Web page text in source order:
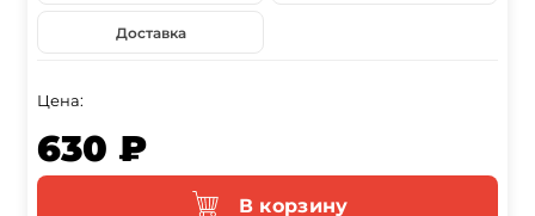
Доставка
Цена:
630 ₽
В корзину